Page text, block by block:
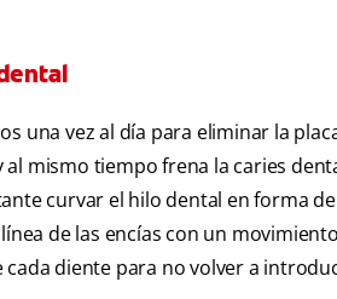
una vez al día para eliminar la
al mismo tiempo frena la caries
curvar el hilo dental en forma
de las encías con un
diente para no volver a